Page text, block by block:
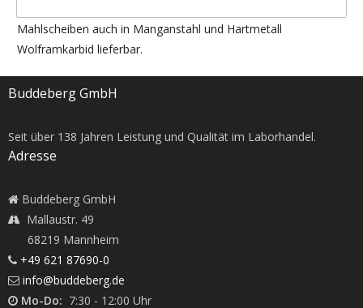
Mahlscheiben auch in Manganstahl und Hartmetall
Wolframkarbid lieferbar.
Buddeberg GmbH
Seit über 138 Jahren Leistung und Qualität im Laborhandel.
Adresse
Buddeberg GmbH
Mallaustr. 49
68219 Mannheim
+49 621 87690-0
info@buddeberg.de
Mo-Do: 7:30 - 12:00 Uhr